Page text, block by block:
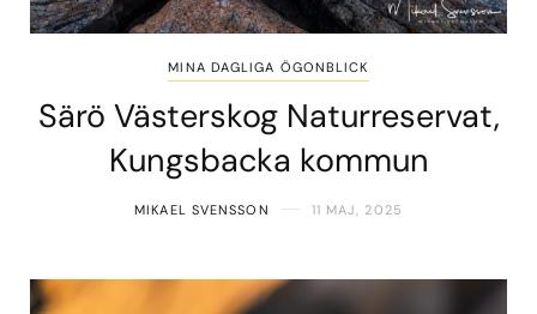
MINA DAGLIGA ÖGONBLICK
Särö Västerskog Naturreservat,
Kungsbacka kommun
MIKAEL SVENSSON 11 MAJ, 2025